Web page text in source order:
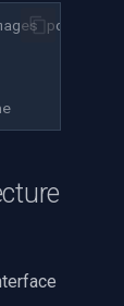
pour